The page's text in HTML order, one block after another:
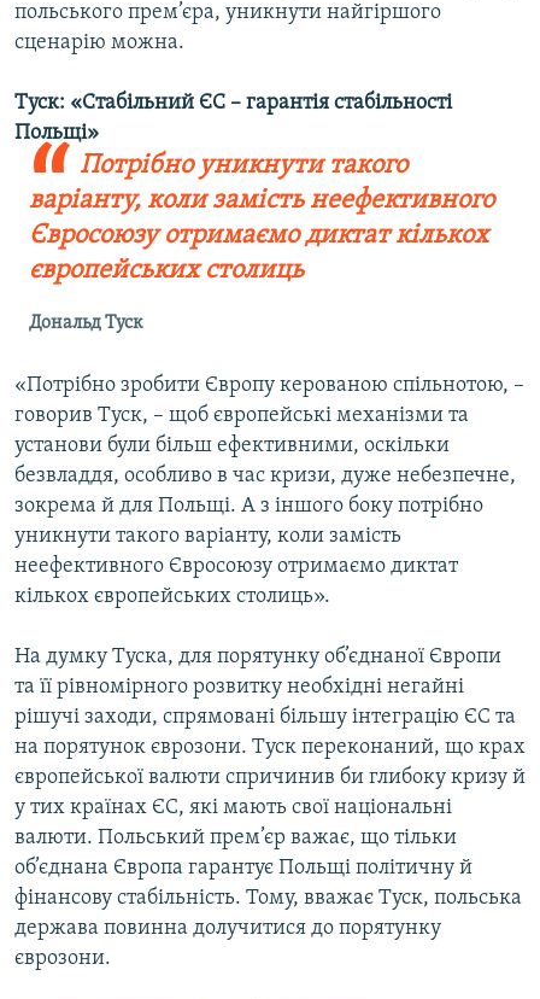
польського прем’єра, уникнути найгіршого
сценарію можна.
Туск: «Стабільний ЄС – гарантія стабільності
Польщі»
Потрібно уникнути такого
варіанту, коли замість неефективного
Євросоюзу отримаємо диктат кількох
європейських столиць
Дональд Туск
«Потрібно зробити Європу керованою спільнотою, –
говорив Туск, – щоб європейські механізми та
установи були більш ефективними, оскільки
безвладдя, особливо в час кризи, дуже небезпечне,
зокрема й для Польщі. А з іншого боку потрібно
уникнути такого варіанту, коли замість
неефективного Євросоюзу отримаємо диктат
кількох європейських столиць».
На думку Туска, для порятунку об’єднаної Європи
та її рівномірного розвитку необхідні негайні
рішучі заходи, спрямовані більшу інтеграцію ЄС та
на порятунок єврозони. Туск переконаний, що крах
європейської валюти спричинив би глибоку кризу й
у тих країнах ЄС, які мають свої національні
валюти. Польський прем’єр важає, що тільки
об’єднана Європа гарантує Польщі політичну й
фінансову стабільність. Тому, вважає Туск, польська
держава повинна долучитися до порятунку
єврозони.